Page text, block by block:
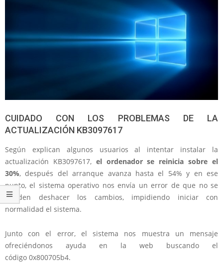
CUIDADO CON LOS PROBLEMAS DE LA
ACTUALIZACIÓN KB3097617
Según explican algunos usuarios al intentar instalar la
actualización KB3097617, el ordenador se reinicia sobre el
30%, después del arranque avanza hasta el 54% y en ese
punto, el sistema operativo nos envía un error de que no se
pueden deshacer los cambios, impidiendo iniciar con
normalidad el sistema.
Junto con el error, el sistema nos muestra un mensaje
ofreciéndonos ayuda en la web buscando el
código 0x800705b4.